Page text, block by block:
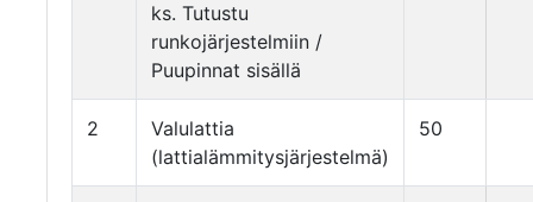
ks. Tutustu
runkojärjestelmiin /
Puupinnat sisällä
2
Valulattia
(lattialämmitysjärjestelmä)
50